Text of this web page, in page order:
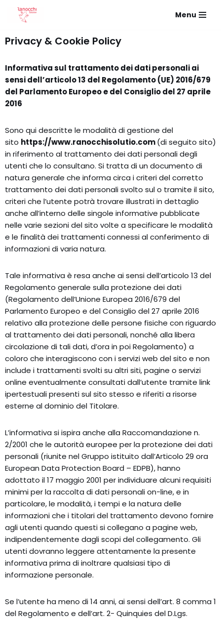
al
contenuto
Menu
Privacy & Cookie Policy
Informativa sul trattamento dei dati personali ai
sensi dell’articolo 13 del Regolamento (UE) 2016/679
del Parlamento Europeo e del Consiglio del 27 aprile
2016
Sono qui descritte le modalità di gestione del
sito https://www.ranocchisolutio.com(di seguito sito)
in riferimento al trattamento dei dati personali degli
utenti che lo consultano. Si tratta di un documento di
natura generale che informa circa i criteri del corretto
trattamento dei dati personali svolto sul o tramite il sito,
criteri che l’utente potrà trovare illustrati in dettaglio
anche all’interno delle singole informative pubblicate
nelle varie sezioni del sito volte a specificare le modalità
e le finalità dei trattamenti connessi al conferimento di
informazioni di varia natura.
Tale informativa è resa anche ai sensi dell’articolo 13 del
Regolamento generale sulla protezione dei dati
(Regolamento dell’Unione Europea 2016/679 del
Parlamento Europeo e del Consiglio del 27 aprile 2016
relativo alla protezione delle persone fisiche con riguardo
al trattamento dei dati personali, nonché alla libera
circolazione di tali dati, d’ora in poi Regolamento) a
coloro che interagiscono con i servizi web del sito e non
include i trattamenti svolti su altri siti, pagine o servizi
online eventualmente consultati dall’utente tramite link
ipertestuali presenti sul sito stesso e riferiti a risorse
esterne al dominio del Titolare.
L’informativa si ispira anche alla Raccomandazione n.
2/2001 che le autorità europee per la protezione dei dati
personali (riunite nel Gruppo istituito dall’Articolo 29 ora
European Data Protection Board – EDPB), hanno
adottato il 17 maggio 2001 per individuare alcuni requisiti
minimi per la raccolta di dati personali on-line, e in
particolare, le modalità, i tempi e la natura delle
informazioni che i titolari del trattamento devono fornire
agli utenti quando questi si collegano a pagine web,
indipendentemente dagli scopi del collegamento. Gli
utenti dovranno leggere attentamente la presente
informativa prima di inoltrare qualsiasi tipo di
informazione personale.
Se l’utente ha meno di 14 anni, ai sensi dell’art. 8 comma 1
del Regolamento e dell’art. 2- Quinquies del D.Lgs.